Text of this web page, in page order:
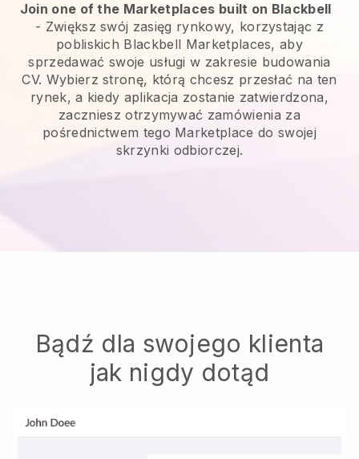
Join one of the Marketplaces built on Blackbell
- Zwiększ swój zasięg rynkowy, korzystając z
pobliskich Blackbell Marketplaces, aby
sprzedawać swoje usługi w zakresie budowania
CV. Wybierz stronę, którą chcesz przesłać na ten
rynek, a kiedy aplikacja zostanie zatwierdzona,
zaczniesz otrzymywać zamówienia za
pośrednictwem tego Marketplace do swojej
skrzynki odbiorczej.
Bądź dla swojego klienta
jak nigdy dotąd